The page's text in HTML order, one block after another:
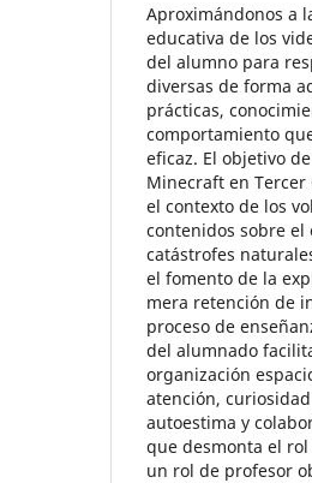
Aproximándonos a
educativa de los
del alumno para
diversas de forma
prácticas,
comportamiento
eficaz. El objetivo
Minecraft en
el contexto de los
contenidos sobre el
catástrofes
el fomento de la
mera retención de
proceso de
del alumnado
organización
atención,
autoestima y
que desmonta el
un rol de profesor